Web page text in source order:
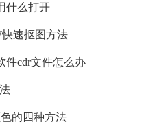
什么打开
速抠图方法
件cdr文件怎么办
的四种方法